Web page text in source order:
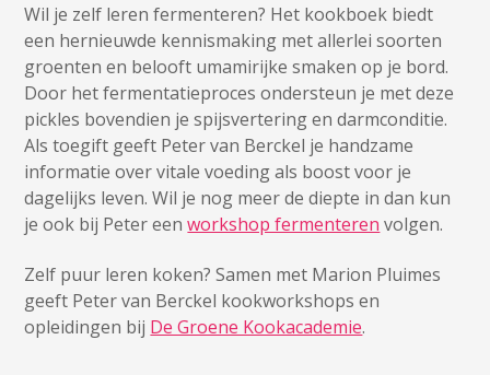
Wil je zelf leren fermenteren? Het kookboek biedt
een hernieuwde kennismaking met allerlei soorten
groenten en belooft umamirijke smaken op je bord.
Door het fermentatieproces ondersteun je met deze
pickles bovendien je spijsvertering en darmconditie.
Als toegift geeft Peter van Berckel je handzame
informatie over vitale voeding als boost voor je
dagelijks leven. Wil je nog meer de diepte in dan kun
je ook bij Peter eenworkshop fermenteren volgen.
Zelf puur leren koken? Samen met Marion Pluimes
geeft Peter van Berckel kookworkshops en
opleidingen bij De Groene Kookacademie.